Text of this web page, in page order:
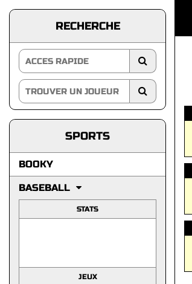
RECHERCHE
SPORTS
BOOKY
BASEBALL
STATS
JEUX